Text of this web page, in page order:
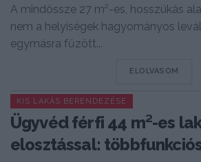
A mindössze 27 m²-es, hosszúkás
nem a helyiségek hagyományos
egymásra fűzött...
ELOLVASOM
KIS LAKÁS BERENDEZÉSE
Ügyvéd férfi 44 m²-es
elosztással: